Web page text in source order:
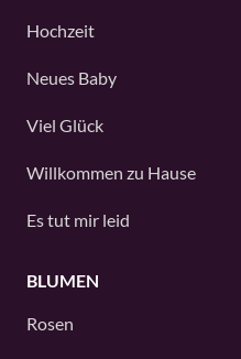
Hochzeit
Neues Baby
Viel Glück
Willkommen zu Hause
Es tut mir leid
BLUMEN
Rosen